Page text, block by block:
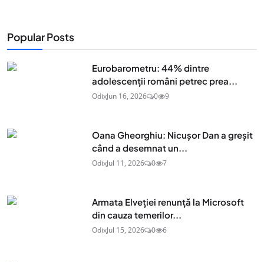
Popular Posts
Eurobarometru: 44% dintre
adolescenţii români petrec prea...
OdixJun 16, 2026 0 9
Oana Gheorghiu: Nicușor Dan a greșit
când a desemnat un...
OdixJul 11, 2026 0 7
Armata Elveției renunță la Microsoft
din cauza temerilor...
OdixJul 15, 2026 0 6